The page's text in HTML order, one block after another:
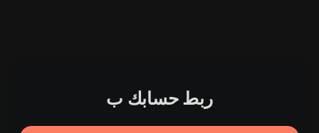
ربط حسابك ب